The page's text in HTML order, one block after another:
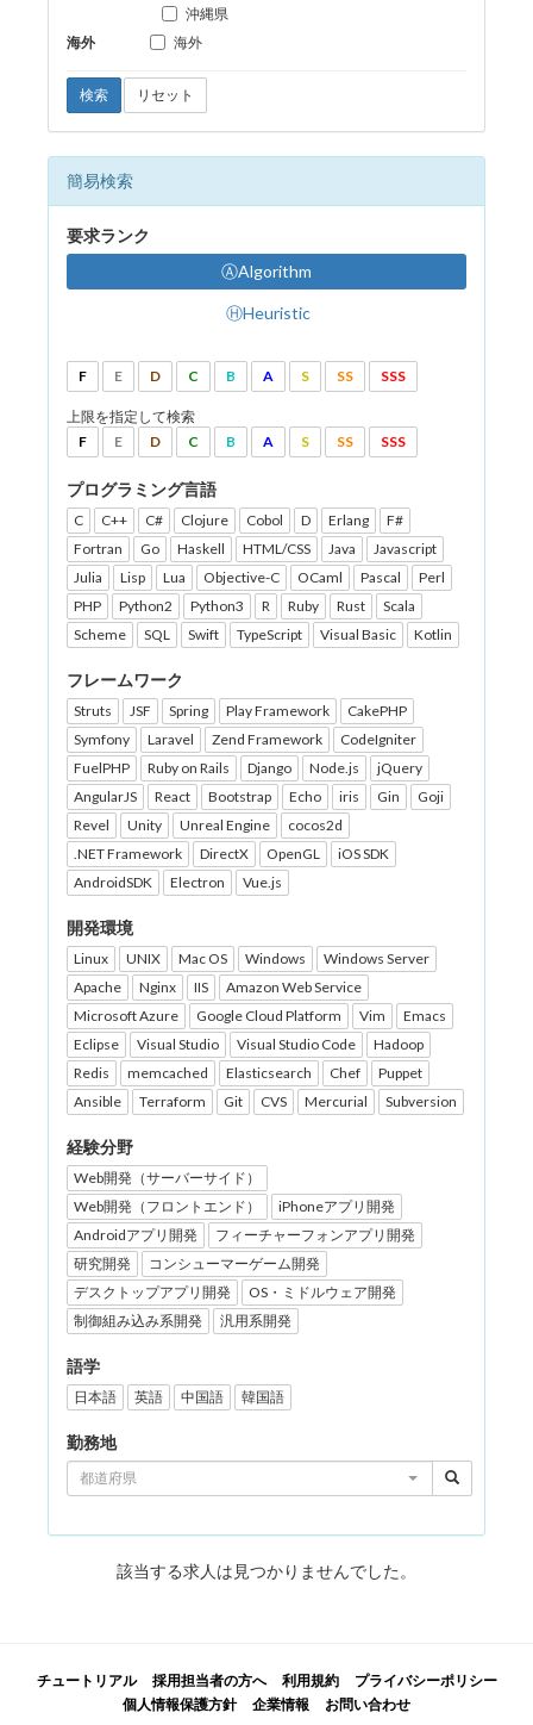
沖縄県
海外
海外
検索 リセット
簡易検索
要求ランク
ⒶAlgorithm
ⒽHeuristic
F E D C B A S SS SSS
上限を指定して検索
F
E D C B A S SS SSS
プログラミング言語
C C++ C# Clojure Cobol D Erlang
F#
Fortran
Go Haskell HTML/CSS Java
Javascript
Julia
Lisp Lua Objective-C OCaml Pascal
Perl
PHP
Python2 Python3 R Ruby Rust
Scala
Scheme
SQL Swift TypeScript Visual Basic Kotlin
フレームワーク
Struts JSF Spring Play Framework
CakePHP
Symfony
Laravel Zend Framework
CodeIgniter
FuelPHP
Ruby on Rails Django Node.js
jQuery
AngularJS
React Bootstrap Echo iris Gin
Goji
Revel
Unity Unreal Engine
cocos2d
.NET Framework
DirectX OpenGL
iOS SDK
AndroidSDK
Electron Vue.js
開発環境
Linux UNIX Mac OS Windows
Windows Server
Apache
Nginx IIS
Amazon Web Service
Microsoft Azure
Google Cloud Platform Vim
Emacs
Eclipse
Visual Studio Visual Studio Code
Hadoop
Redis
memcached Elasticsearch Chef
Puppet
Ansible
Terraform Git CVS Mercurial Subversion
経験分野
Web開発（サーバーサイド）
Web開発（フロントエンド）
iPhoneアプリ開発
Androidアプリ開発
フィーチャーフォンアプリ開発
研究開発
コンシューマーゲーム開発
デスクトップアプリ開発
OS・ミドルウェア開発
制御組み込み系開発
汎用系開発
語学
日本語 英語 中国語 韓国語
勤務地
都道府県
該当する求人は見つかりませんでした。
チュートリアル 採用担当者の方へ 利用規約
プライバシーポリシー
個人情報保護方針
企業情報 お問い合わせ